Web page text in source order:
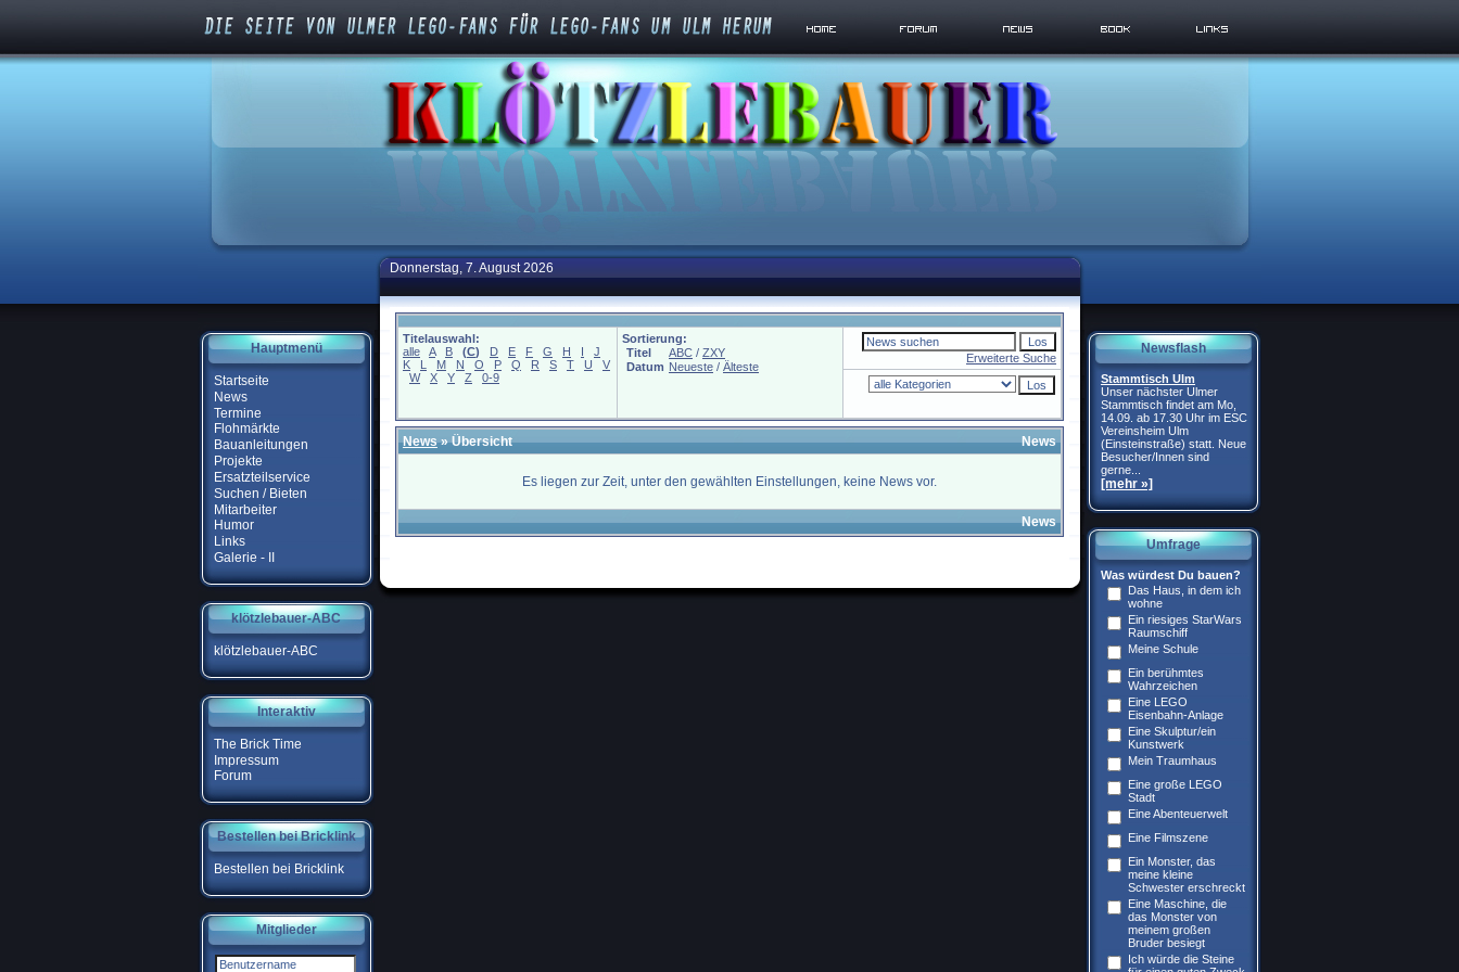
Hauptmenü
Startseite
News
Termine
Flohmärkte
Bauanleitungen
Projekte
Ersatzteilservice
Suchen / Bieten
Mitarbeiter
Humor
Links
Galerie - II
klötzlebauer-ABC
klötzlebauer-ABC
Interaktiv
The Brick Time
Impressum
Forum
Bestellen bei Bricklink
Bestellen bei Bricklink
Mitglieder
Donnerstag, 7. August 2026
Titelauswahl:
alle
A B (C) D E F G H I
J
K
L M N O P Q R S T U
V
W
X Y Z 0-9
Sortierung:
Titel
ABC / ZXY
Datum Neueste / Älteste
Erweiterte Suche
News» Übersicht News
Es liegen zur Zeit, unter den gewählten Einstellungen, keine News vor.
News
Newsflash
Stammtisch Ulm
Unser nächster Ulmer
Stammtisch findet am Mo,
14.09. ab 17.30 Uhr im ESC
Vereinsheim Ulm
(Einsteinstraße) statt. Neue
Besucher/Innen sind
gerne...
[mehr »]
Umfrage
Was würdest Du bauen?
Das Haus, in dem ich
wohne
Ein riesiges StarWars
Raumschiff
Meine Schule
Ein berühmtes
Wahrzeichen
Eine LEGO
Eisenbahn-Anlage
Eine Skulptur/ein
Kunstwerk
Mein Traumhaus
Eine große LEGO
Stadt
Eine Abenteuerwelt
Eine Filmszene
Ein Monster, das
meine kleine
Schwester erschreckt
Eine Maschine, die
das Monster von
meinem großen
Bruder besiegt
Ich würde die Steine